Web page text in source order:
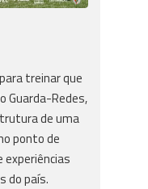
treinar que
Guarda-Redes,
de uma
ponto de
experiências
do país.